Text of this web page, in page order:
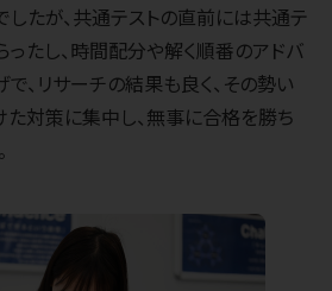
したが、共通テストの直前には共通テ
ったし、時間配分や解く順番のアドバ
、リサーチの結果も良く、その勢い
対策に集中し、無事に合格を勝ち